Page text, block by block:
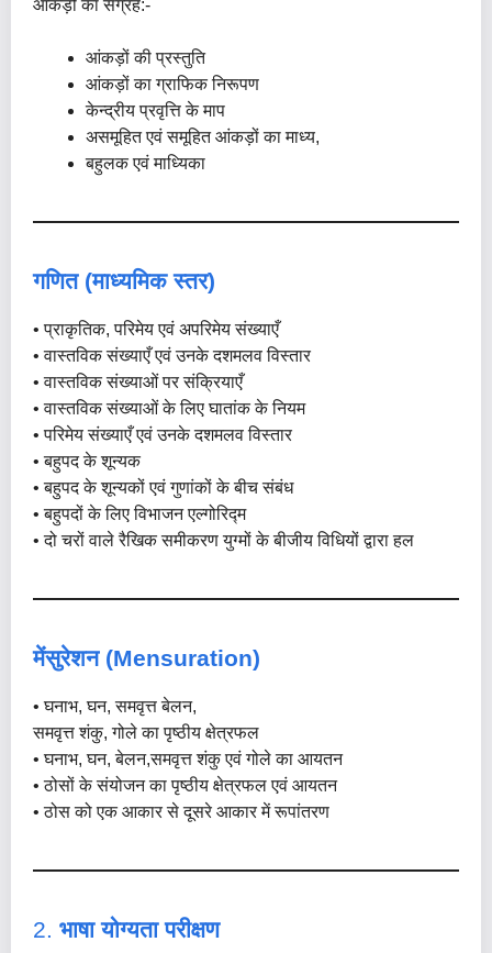
आंकड़ों का संग्रह:-
आंकड़ों की प्रस्तुति
आंकड़ों का ग्राफिक निरूपण
केन्द्रीय प्रवृत्ति के माप
असमूहित एवं समूहित आंकड़ों का माध्य,
बहुलक एवं माध्यिका
गणित (माध्यमिक स्तर)
• प्राकृतिक, परिमेय एवं अपरिमेय संख्याएँ
• वास्तविक संख्याएँ एवं उनके दशमलव विस्तार
• वास्तविक संख्याओं पर संक्रियाएँ
• वास्तविक संख्याओं के लिए घातांक के नियम
• परिमेय संख्याएँ एवं उनके दशमलव विस्तार
• बहुपद के शून्यक
• बहुपद के शून्यकों एवं गुणांकों के बीच संबंध
• बहुपदों के लिए विभाजन एल्गोरिद्म
• दो चरों वाले रैखिक समीकरण युग्मों के बीजीय विधियों द्वारा हल
मेंसुरेशन (Mensuration)
• घनाभ, घन, समवृत्त बेलन,
समवृत्त शंकु, गोले का पृष्ठीय क्षेत्रफल
• घनाभ, घन, बेलन,समवृत्त शंकु एवं गोले का आयतन
• ठोसों के संयोजन का पृष्ठीय क्षेत्रफल एवं आयतन
• ठोस को एक आकार से दूसरे आकार में रूपांतरण
2. भाषा योग्यता परीक्षण